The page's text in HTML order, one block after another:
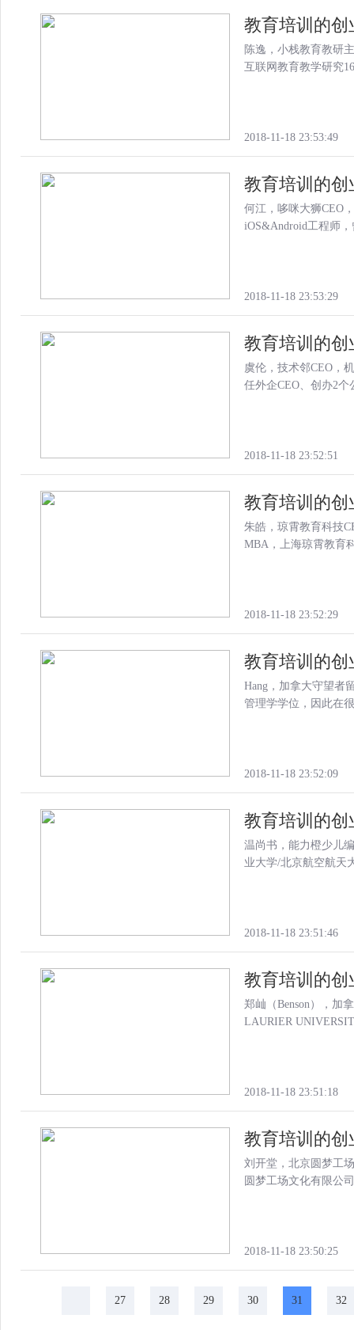
教育培训的
陈逸，小栈教育教研
互联网教育教学研究
2018-11-18 23:53:49
教育培训的
何江，哆咪大狮CEO
iOS&Android工程师
2018-11-18 23:53:29
教育培训的
虞伦，技术邻CEO，
任外企CEO、创办2个
2018-11-18 23:52:51
教育培训的
朱皓，琼霄教育科技
MBA，上海琼霄教育
2018-11-18 23:52:29
教育培训的
Hang，加拿大守望者
管理学学位，因此在
2018-11-18 23:52:09
教育培训的
温尚书，能力橙少儿
业大学/北京航空航天
2018-11-18 23:51:46
教育培训的
郑屾（Benson），加
LAURIER
2018-11-18 23:51:18
教育培训的
刘开堂，北京圆梦工
圆梦工场文化有限公
2018-11-18 23:50:25
27 28 29 30 31 32